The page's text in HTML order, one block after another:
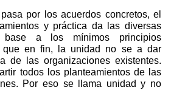
por los acuerdos concretos, el
y práctica da las diversas
base a los mínimos principios
que en fin, la unidad no se a dar
de las organizaciones existentes.
todos los planteamientos de las
Por eso se llama unidad y no